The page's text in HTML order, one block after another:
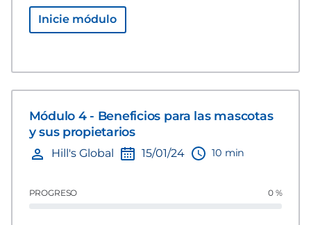
Inicie módulo
Módulo 4 - Beneficios para las mascotas
y sus propietarios
Hill's Global 15/01/24 10 min
PROGRESO 0 %